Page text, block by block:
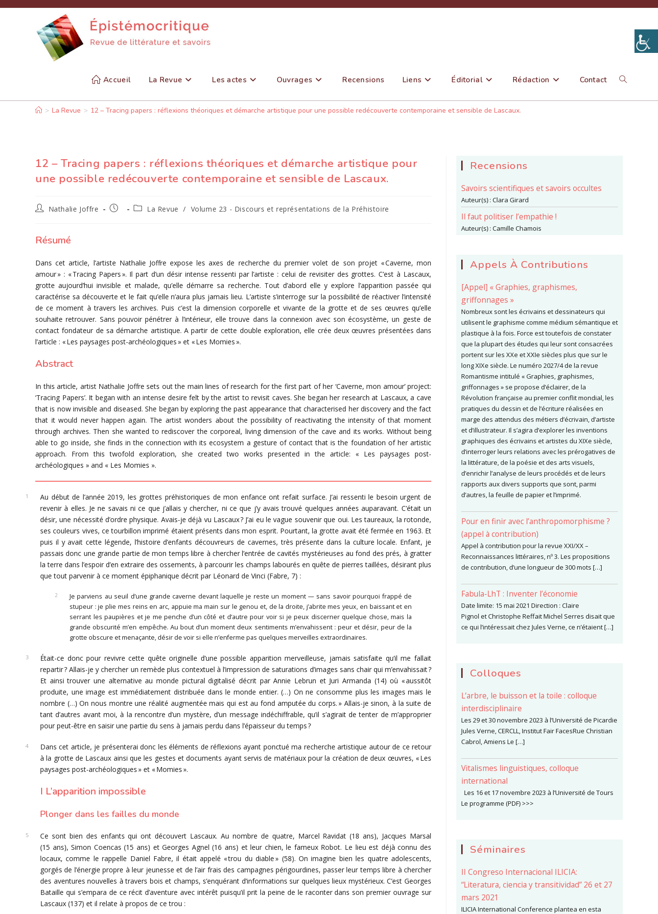
Accueil La Revue Les actes Ouvrages Recensions Liens Éditorial Rédaction Contact Toggle
> La Revue > 12 – Tracing papers : réflexions théoriques et démarche artistique pour une possible redécouverte contemporaine et sensible de Lascaux.
12 – Tracing papers : réflexions théoriques et démarche artistique pour
une possible redécouverte contemporaine et sensible de Lascaux.
Auteur/autrice
publication :
Nathalie Joffre
Publication
PostLa Revue / Volume 23 - Discours et représentations de la Préhistoire
Résumé
Dans cet article, l’artiste Nathalie Joffre expose les axes de recherche du premier volet de son projet « Caverne, mon
amour » : « Tracing Papers ». Il part d’un désir intense ressenti par l’artiste : celui de revisiter des grottes. C’est à Lascaux,
grotte aujourd’hui invisible et malade, qu’elle démarre sa recherche. Tout d’abord elle y explore l’apparition passée qui
caractérise sa découverte et le fait qu’elle n’aura plus jamais lieu. L’artiste s’interroge sur la possibilité de réactiver l’intensité
de ce moment à travers les archives. Puis c’est la dimension corporelle et vivante de la grotte et de ses œuvres qu’elle
souhaite retrouver. Sans pouvoir pénétrer à l’intérieur, elle trouve dans la connexion avec son écosystème, un geste de
contact fondateur de sa démarche artistique. A partir de cette double exploration, elle crée deux œuvres présentées dans
l’article : « Les paysages post-archéologiques » et « Les Momies ».
Abstract
In this article, artist Nathalie Joffre sets out the main lines of research for the first part of her ‘Caverne, mon amour’ project:
‘Tracing Papers’. It began with an intense desire felt by the artist to revisit caves. She began her research at Lascaux, a cave
that is now invisible and diseased. She began by exploring the past appearance that characterised her discovery and the fact
that it would never happen again. The artist wonders about the possibility of reactivating the intensity of that moment
through archives. Then she wanted to rediscover the corporeal, living dimension of the cave and its works. Without being
able to go inside, she finds in the connection with its ecosystem a gesture of contact that is the foundation of her artistic
approach. From this twofold exploration, she created two works presented in the article: « Les paysages post-
archéologiques » and « Les Momies ».
Au début de l’année 2019, les grottes préhistoriques de mon enfance ont refait surface. J’ai ressenti le besoin urgent de
revenir à elles. Je ne savais ni ce que j’allais y chercher, ni ce que j’y avais trouvé quelques années auparavant. C’était un
désir, une nécessité d’ordre physique. Avais-je déjà vu Lascaux ? J’ai eu le vague souvenir que oui. Les taureaux, la rotonde,
ses couleurs vives, ce tourbillon imprimé étaient présents dans mon esprit. Pourtant, la grotte avait été fermée en 1963. Et
puis il y avait cette légende, l’histoire d’enfants découvreurs de cavernes, très présente dans la culture locale. Enfant, je
passais donc une grande partie de mon temps libre à chercher l’entrée de cavités mystérieuses au fond des prés, à gratter
la terre dans l’espoir d’en extraire des ossements, à parcourir les champs labourés en quête de pierres taillées, désirant plus
que tout parvenir à ce moment épiphanique décrit par Léonard de Vinci (Fabre, 7) :
Je parviens au seuil d’une grande caverne devant laquelle je reste un moment — sans savoir pourquoi frappé de
stupeur : je plie mes reins en arc, appuie ma main sur le genou et, de la droite, j’abrite mes yeux, en baissant et en
serrant les paupières et je me penche d’un côté et d’autre pour voir si je peux discerner quelque chose, mais la
grande obscurité m’en empêche. Au bout d’un moment deux sentiments m’envahissent : peur et désir, peur de la
grotte obscure et menaçante, désir de voir si elle n’enferme pas quelques merveilles extraordinaires.
Était-ce donc pour revivre cette quête originelle d’une possible apparition merveilleuse, jamais satisfaite qu’il me fallait
repartir ? Allais-je y chercher un remède plus contextuel à l’impression de saturations d’images sans chair qui m’envahissait ?
Et ainsi trouver une alternative au monde pictural digitalisé décrit par Annie Lebrun et Juri Armanda (14) où « aussitôt
produite, une image est immédiatement distribuée dans le monde entier. (…) On ne consomme plus les images mais le
nombre (…) On nous montre une réalité augmentée mais qui est au fond amputée du corps. » Allais-je sinon, à la suite de
tant d’autres avant moi, à la rencontre d’un mystère, d’un message indéchiffrable, qu’il s’agirait de tenter de m’approprier
pour peut-être en saisir une partie du sens à jamais perdu dans l’épaisseur du temps ?
Dans cet article, je présenterai donc les éléments de réflexions ayant ponctué ma recherche artistique autour de ce retour
à la grotte de Lascaux ainsi que les gestes et documents ayant servis de matériaux pour la création de deux œuvres, « Les
paysages post-archéologiques » et « Momies ».
I L’apparition impossible
Plonger dans les failles du monde
Ce sont bien des enfants qui ont découvert Lascaux. Au nombre de quatre, Marcel Ravidat (18 ans), Jacques Marsal
(15 ans), Simon Coencas (15 ans) et Georges Agnel (16 ans) et leur chien, le fameux Robot. Le lieu est déjà connu des
locaux, comme le rappelle Daniel Fabre, il était appelé « trou du diable » (58). On imagine bien les quatre adolescents,
gorgés de l’énergie propre à leur jeunesse et de l’air frais des campagnes périgourdines, passer leur temps libre à chercher
des aventures nouvelles à travers bois et champs, s’enquérant d’informations sur quelques lieux mystérieux. C’est Georges
Bataille qui s’empara de ce récit d’aventure avec intérêt puisqu’il prit la peine de le raconter dans son premier ouvrage sur
Lascaux (137) et il relate à propos de ce trou :
Recensions
Savoirs scientifiques et savoirs occultes
Auteur(s) : Clara Girard
Il faut politiser l’empathie !
Auteur(s) : Camille Chamois
Appels À Contributions
[Appel] « Graphies, graphismes,
griffonnages »
Nombreux sont les écrivains et dessinateurs qui
utilisent le graphisme comme médium sémantique et
plastique à la fois. Force est toutefois de constater
que la plupart des études qui leur sont consacrées
portent sur les XXe et XXIe siècles plus que sur le
long XIXe siècle. Le numéro 2027/4 de la revue
Romantisme intitulé « Graphies, graphismes,
griffonnages » se propose d’éclairer, de la
Révolution française au premier conflit mondial, les
pratiques du dessin et de l’écriture réalisées en
marge des attendus des métiers d’écrivain, d’artiste
et d’illustrateur. Il s’agira d’explorer les inventions
graphiques des écrivains et artistes du XIXe siècle,
d’interroger leurs relations avec les prérogatives de
la littérature, de la poésie et des arts visuels,
d’enrichir l’analyse de leurs procédés et de leurs
rapports aux divers supports que sont, parmi
d’autres, la feuille de papier et l’imprimé.
Pour en finir avec l’anthropomorphisme ?
(appel à contribution)
Appel à contribution pour la revue XXI/XX –
Reconnaissances littéraires, nº 3. Les propositions
de contribution, d’une longueur de 300 mots […]
Fabula-LhT : Inventer l’économie
Date limite: 15 mai 2021 Direction : Claire
Pignol et Christophe Reffait Michel Serres disait que
ce qui l’intéressait chez Jules Verne, ce n’étaient […]
Colloques
L’arbre, le buisson et la toile : colloque
interdisciplinaire
Les 29 et 30 novembre 2023 à l’Université de Picardie
Jules Verne, CERCLL, Institut Fair FacesRue Christian
Cabrol, Amiens Le […]
Vitalismes linguistiques, colloque
international
Les 16 et 17 novembre 2023 à l’Université de Tours
Le programme (PDF) >>>
Séminaires
II Congreso Internacional ILICIA:
“Literatura, ciencia y transitividad” 26 et 27
mars 2021
ILICIA International Conference plantea en esta